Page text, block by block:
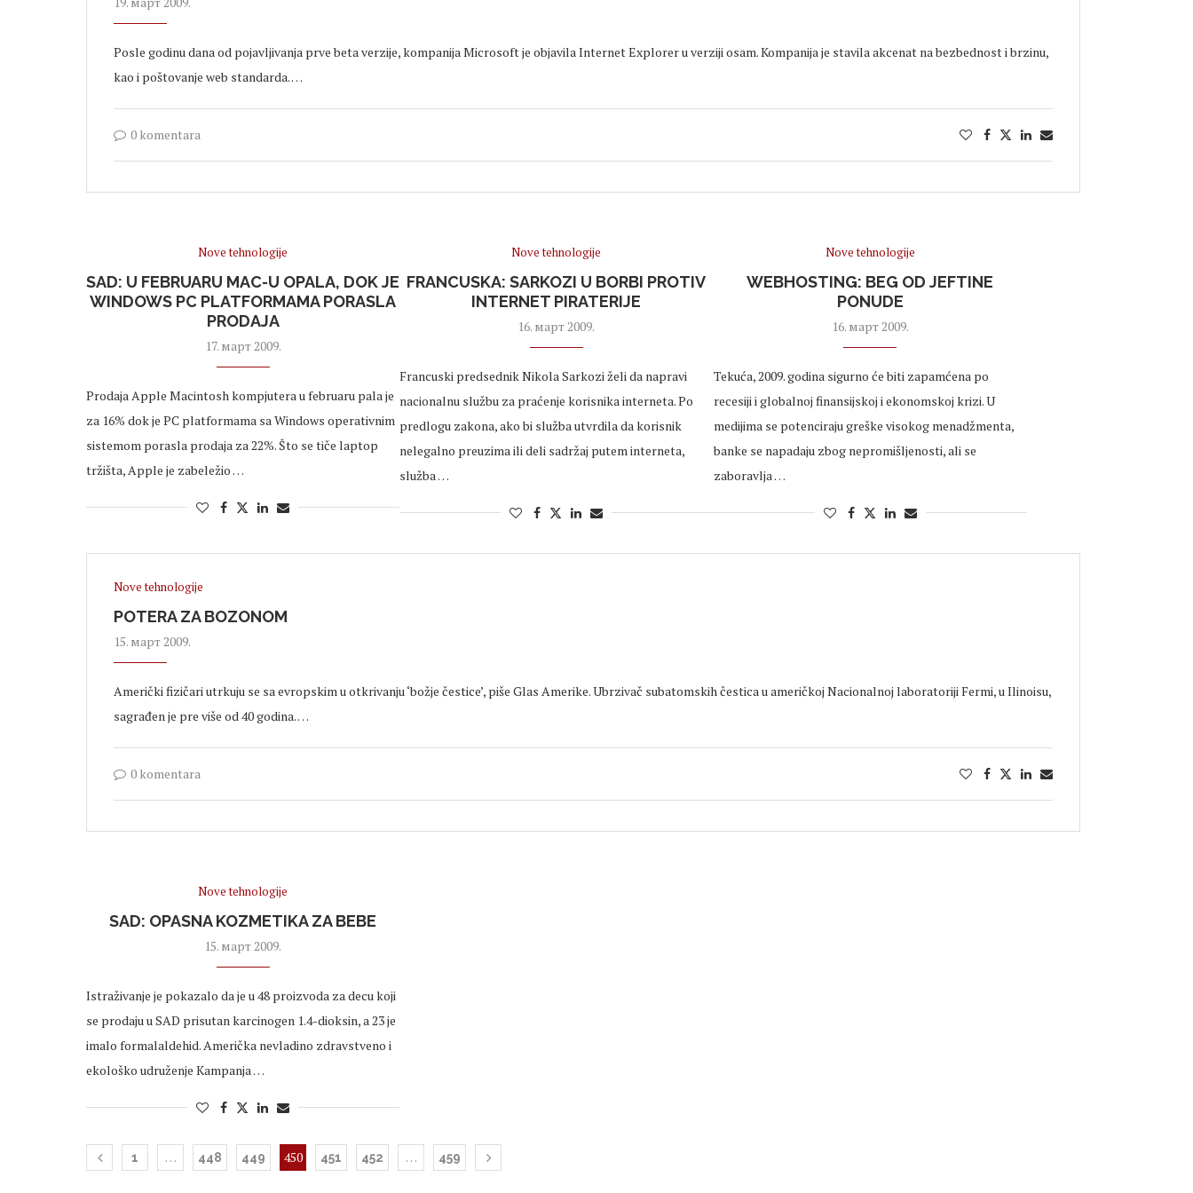
Posle godinu dana od pojavljivanja prve beta verzije, kompanija Microsoft je objavila Internet Explorer u verziji osam. Kompanija je stavila akcenat na bezbednost i brzinu,
kao i poštovanje web standarda. …
0 komentara
Nove tehnologije
SAD: U FEBRUARU MAC-U OPALA, DOK JE
WINDOWS PC PLATFORMAMA PORASLA
PRODAJA
17. март 2009.
Prodaja Apple Macintosh kompjutera u februaru pala je
za 16% dok je PC platformama sa Windows operativnim
sistemom porasla prodaja za 22%. Što se tiče laptop
tržišta, Apple je zabeležio …
Nove tehnologije
FRANCUSKA: SARKOZI U BORBI PROTIV
INTERNET PIRATERIJE
16. март 2009.
Francuski predsednik Nikola Sarkozi želi da napravi
nacionalnu službu za praćenje korisnika interneta. Po
predlogu zakona, ako bi služba utvrdila da korisnik
nelegalno preuzima ili deli sadržaj putem interneta,
služba …
Nove tehnologije
WEBHOSTING: BEG OD JEFTINE
PONUDE
16. март 2009.
Tekuća, 2009. godina sigurno će biti zapamćena po
recesiji i globalnoj finansijskoj i ekonomskoj krizi. U
medijima se potenciraju greške visokog menadžmenta,
banke se napadaju zbog nepromišljenosti, ali se
zaboravlja …
Nove tehnologije
POTERA ZA BOZONOM
15. март 2009.
Američki fizičari utrkuju se sa evropskim u otkrivanju ‘božje čestice’, piše Glas Amerike. Ubrzivač subatomskih čestica u američkoj Nacionalnoj laboratoriji Fermi, u Ilinoisu,
sagrađen je pre više od 40 godina. …
0 komentara
Nove tehnologije
SAD: OPASNA KOZMETIKA ZA BEBE
15. март 2009.
Istraživanje je pokazalo da je u 48 proizvoda za decu koji
se prodaju u SAD prisutan karcinogen 1.4-dioksin, a 23 je
imalo formalaldehid. Američka nevladino zdravstveno i
ekološko udruženje Kampanja …
1 … 448 449 450 451 452 … 459